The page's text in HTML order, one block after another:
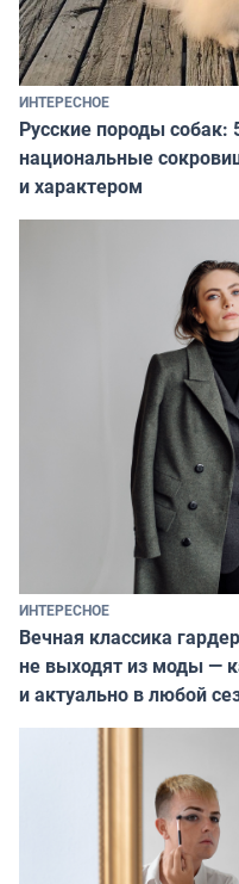
ИНТЕРЕСНОЕ
Русские породы
национальные
и характером
ИНТЕРЕСНОЕ
Вечная классика
не выходят из моды —
и актуально в любой